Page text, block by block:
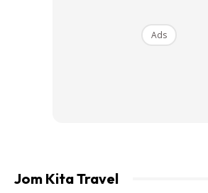
lebih lanjut mengenai pejabat mereka itu.
Ads
Jom Kita Travel